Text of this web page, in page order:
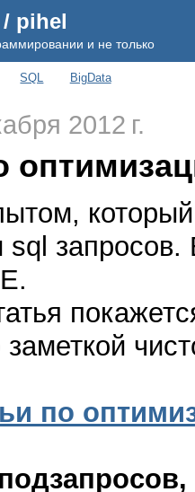
pihel
и не только
SQL BigData
2012 г.
sql запросов.
заметкой
по